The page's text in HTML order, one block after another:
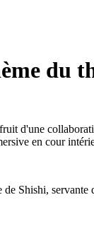
du
d'une
en cour
Shishi,